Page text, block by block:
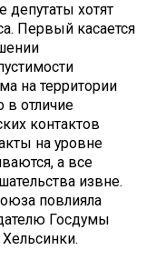
депутаты хотят
Первый касается
на территории
в отличие
контактов
на уровне
а все
извне.
повлияла
Госдумы